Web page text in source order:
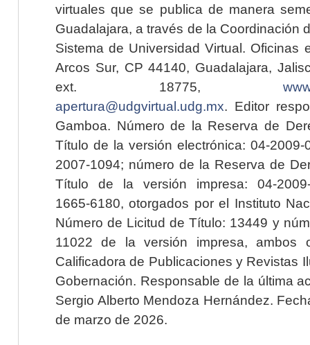
virtuales que se publica de manera
Guadalajara, a través de la Coordinación
Sistema de Universidad Virtual. Oficinas
Arcos Sur, CP 44140, Guadalajara,
ext. 18775,
apertura@udgvirtual.udg.mx. Editor
Gamboa. Número de la Reserva de
Título de la versión electrónica: 04-2009-
2007-1094; número de la Reserva de
Título de la versión impresa: 04-2009-
1665-6180, otorgados por el Instituto
Número de Licitud de Título: 13449 y
11022 de la versión impresa, ambos
Calificadora de Publicaciones y Revistas
Gobernación. Responsable de la última
Sergio Alberto Mendoza Hernández.
de marzo de 2026.